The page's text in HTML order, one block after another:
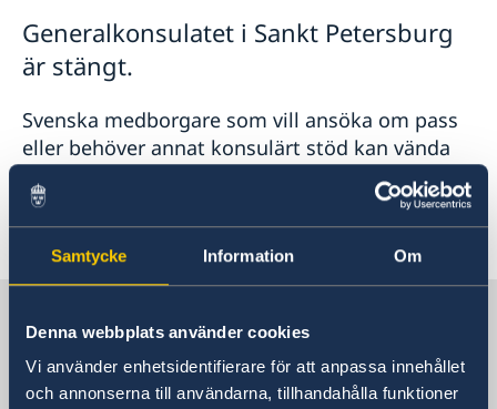
Samtycke Information Om
Denna webbplats använder cookies
Vi använder enhetsidentifierare för att anpassa innehållet
och annonserna till användarna, tillhandahålla funktioner
Företagsfrukost på ambassaden
Generalkonsulatet i Sankt Petersburg
är stängt.
Svenska medborgare som vill ansöka om pass
eller behöver annat konsulärt stöd kan vända
Senast uppdaterad 01 sep. 2023, 12.08
Sverige i Ryssland, Moskva
Sveriges ambassad